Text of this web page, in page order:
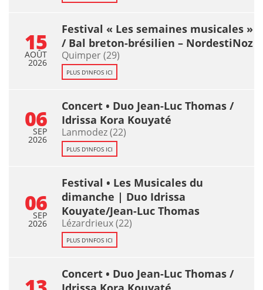
15
AOÛT
2026
Festival « Les semaines musicales »
/ Bal breton-brésilien – NordestiNoz
Quimper (29)
PLUS D'INFOS ICI
06
SEP
2026
Concert • Duo Jean-Luc Thomas /
Idrissa Kora Kouyaté
Lanmodez (22)
PLUS D'INFOS ICI
06
SEP
2026
Festival • Les Musicales du
dimanche | Duo Idrissa
Kouyate/Jean-Luc Thomas
Lézardrieux (22)
PLUS D'INFOS ICI
Concert • Duo Jean-Luc Thomas /